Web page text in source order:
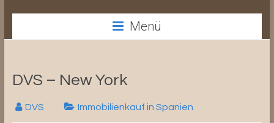
Menü
DVS – New York
DVS Immobilienkauf in Spanien